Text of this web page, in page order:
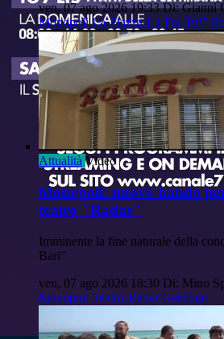
ven, 07 ago 2026 19:33 Di: Gianni
Monopoli La-Piazza-La-Fai-Tu!”
Attualità Video
Monopoli: nuovo bando
teatro "Radar"
Imminente la fine naturale della
Bari"
ven, 07 ago 2026 18:30 Di: Mino
Monopoli Teatro-Radar Gestione